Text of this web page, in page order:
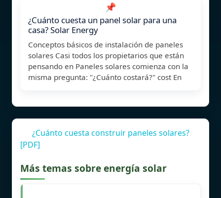
📌
¿Cuánto cuesta un panel solar para una
casa? Solar Energy
Conceptos básicos de instalación de paneles
solares Casi todos los propietarios que están
pensando en Paneles solares comienza con la
misma pregunta: "¿Cuánto costará?" cost En
¿Cuánto cuesta construir paneles solares?
[PDF]
Más temas sobre energía solar